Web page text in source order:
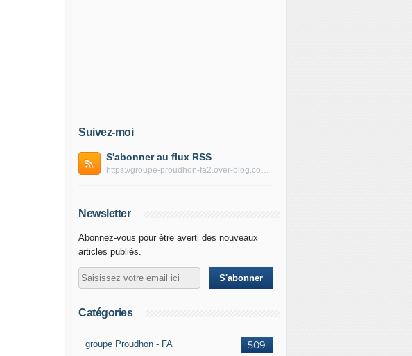
Suivez-moi
S'abonner au flux RSS
https://groupe-proudhon-fa2.over-blog.com/rss
Newsletter
Abonnez-vous pour être averti des nouveaux
articles publiés.
Catégories
509
groupe Proudhon - FA